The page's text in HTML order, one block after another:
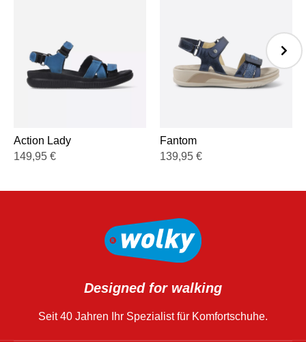
Action Lady
149,95 €
Fantom
139,95 €
Designed for walking
Seit 40 Jahren Ihr Spezialist für Komfortschuhe.